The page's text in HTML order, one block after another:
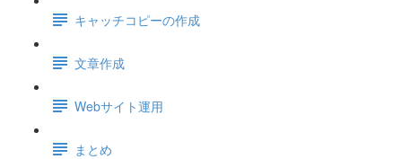
キャッチコピーの作成
文章作成
Webサイト運用
まとめ